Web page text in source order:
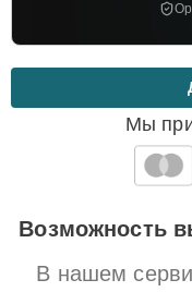
Мы
Возможность
В нашем